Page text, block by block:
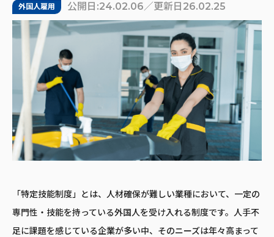
外国人雇用 公開日:24.02.06／更新日26.02.25
「特定技能制度」とは、人材確保が難しい業種において、一定の
専門性・技能を持っている外国人を受け入れる制度です。人手不
足に課題を感じている企業が多い中、そのニーズは年々高まって